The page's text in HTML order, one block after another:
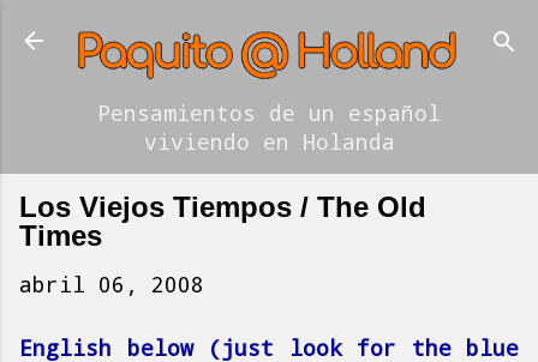
Ir al contenido principal
Pensamientos de un español
viviendo en Holanda
Los Viejos Tiempos / The Old
Times
abril 06, 2008
English below (just look for the blue